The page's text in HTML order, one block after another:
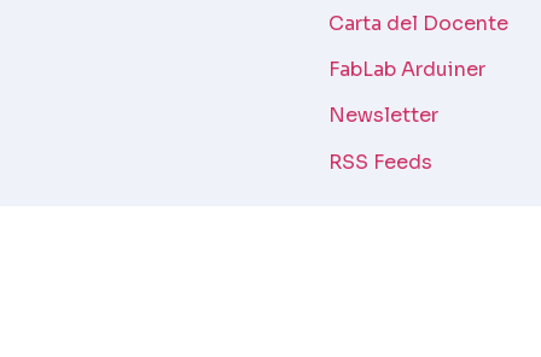
Carta del Docente
FabLab Arduiner
Newsletter
RSS Feeds